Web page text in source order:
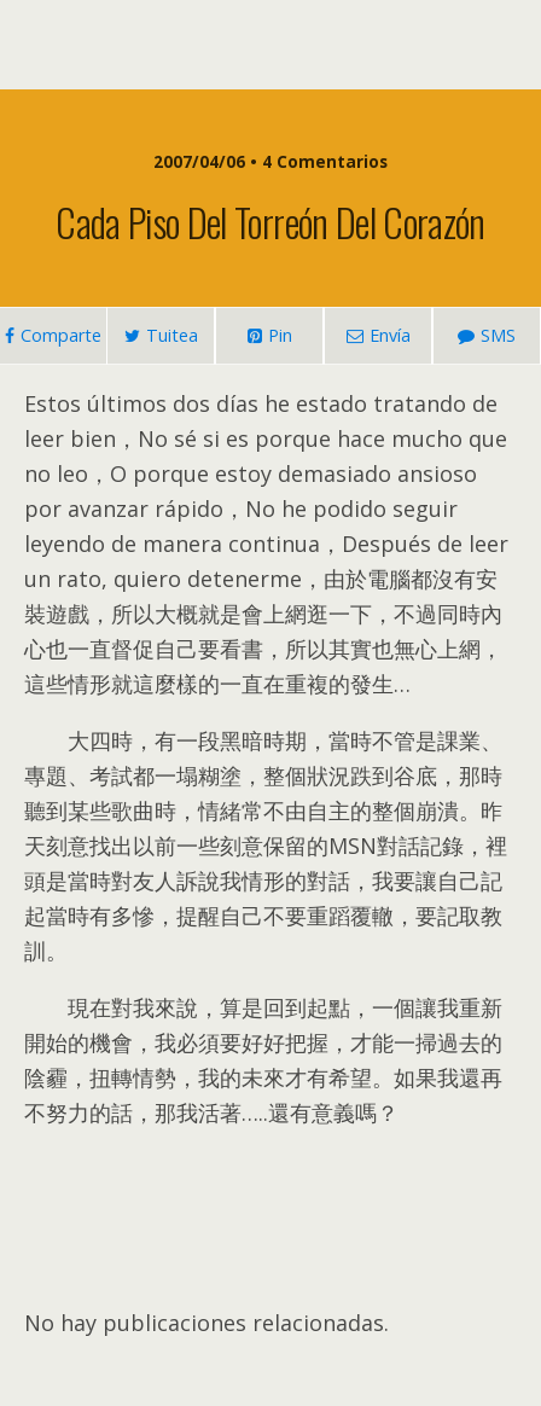
2007/04/06 • 4 Comentarios
Cada Piso Del Torreón Del Corazón
Comparte Tuitea Pin Envía SMS
Estos últimos dos días he estado tratando de
leer bien，No sé si es porque hace mucho que
no leo，O porque estoy demasiado ansioso
por avanzar rápido，No he podido seguir
leyendo de manera continua，Después de leer
un rato, quiero detenerme， 由於電腦都沒有安
裝遊戲 ， 所以大概就是會上網逛一下 ， 不過同時內
心也一直督促自己要看書 ， 所以其實也無心上網 ，
這些情形就這麼樣的一直在重複的發生…
大四時 ， 有一段黑暗時期 ， 當時不管是課業、
專題、 考試都一塌糊塗 ， 整個狀況跌到谷底 ， 那時
聽到某些歌曲時 ，情緒常不由自主的整個崩潰。 昨
天刻意找出以前一些刻意保留的MSN對話記錄 ， 裡
頭是當時對友人訴說我情形的對話 ， 我要讓自己記
起當時有多慘 ， 提醒自己不要重蹈覆轍 ， 要記取教
訓。
現在對我來說 ， 算是回到起點 ， 一個讓我重新
開始的機會 ， 我必須要好好把握 ， 才能一掃過去的
陰霾 ， 扭轉情勢 ， 我的未來才有希望。 如果我還再
不努力的話 ， 那我活著…..還有意義嗎？
No hay publicaciones relacionadas.